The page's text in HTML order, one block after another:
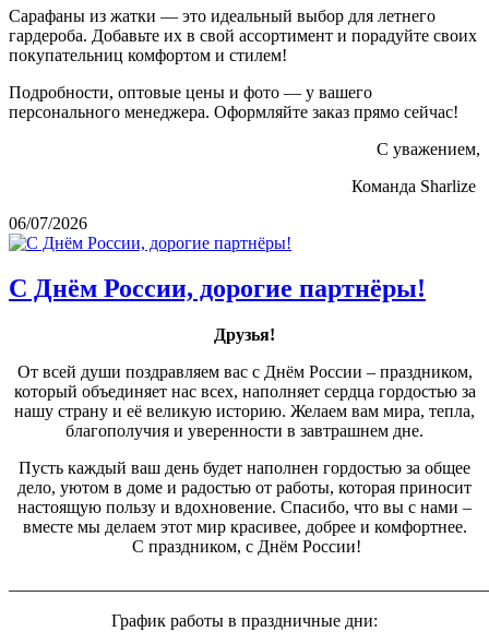
Сарафаны из жатки — это идеальный выбор для летнего
гардероба. Добавьте их в свой ассортимент и порадуйте своих
покупательниц комфортом и стилем!
Подробности, оптовые цены и фото — у вашего
персонального менеджера. Оформляйте заказ прямо сейчас!
С уважением,
Команда Sharlize
06/07/2026
С Днём России, дорогие партнёры!
Друзья!
От всей души поздравляем вас с Днём России – праздником,
который объединяет нас всех, наполняет сердца гордостью за
нашу страну и её великую историю. Желаем вам мира, тепла,
благополучия и уверенности в завтрашнем дне.
Пусть каждый ваш день будет наполнен гордостью за общее
дело, уютом в доме и радостью от работы, которая приносит
настоящую пользу и вдохновение. Спасибо, что вы с нами –
вместе мы делаем этот мир красивее, добрее и комфортнее.
С праздником, с Днём России!
График работы в праздничные дни: